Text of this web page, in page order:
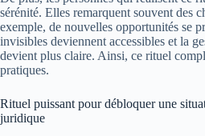
sérénité. Elles remarquent souvent des
exemple, de nouvelles opportunités se
invisibles deviennent accessibles et la
devient plus claire. Ainsi, ce rituel
pratiques.
Rituel puissant pour débloquer une
juridique